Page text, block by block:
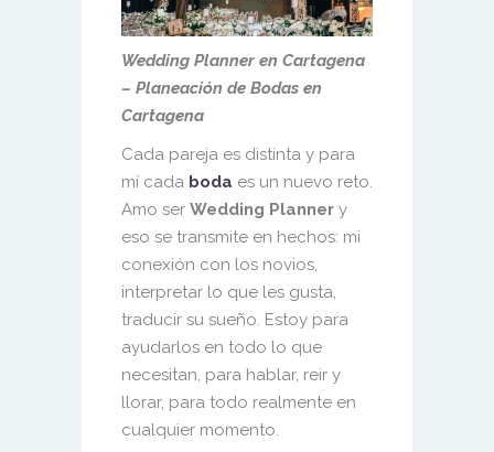
Wedding Planner en Cartagena
– Planeación de Bodas en
Cartagena
Cada pareja es distinta y para
mí cada boda es un nuevo reto.
Amo ser Wedding Planner y
eso se transmite en hechos: mi
conexión con los novios,
interpretar lo que les gusta,
traducir su sueño. Estoy para
ayudarlos en todo lo que
necesitan, para hablar, reir y
llorar, para todo realmente en
cualquier momento.